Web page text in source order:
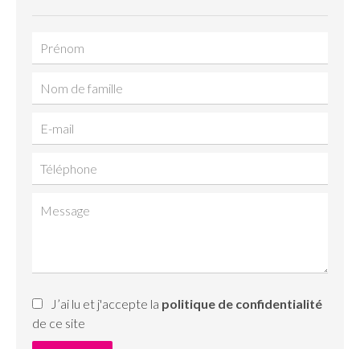
J’ai lu et j'accepte la politique de confidentialité
de ce site